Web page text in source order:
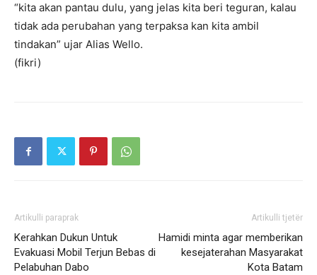
“kita akan pantau dulu, yang jelas kita beri teguran, kalau
tidak ada perubahan yang terpaksa kan kita ambil
tindakan” ujar Alias Wello.
(fikri)
Artikulli paraprak
Kerahkan Dukun Untuk
Evakuasi Mobil Terjun Bebas di
Pelabuhan Dabo
Artikulli tjetër
Hamidi minta agar memberikan
kesejaterahan Masyarakat
Kota Batam